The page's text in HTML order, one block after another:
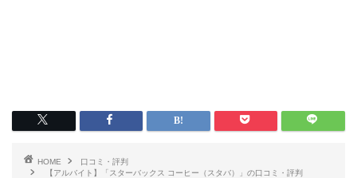
HOME
口コミ・評判
【アルバイト】「スターバックス コーヒー（スタバ）」の口コミ・評判